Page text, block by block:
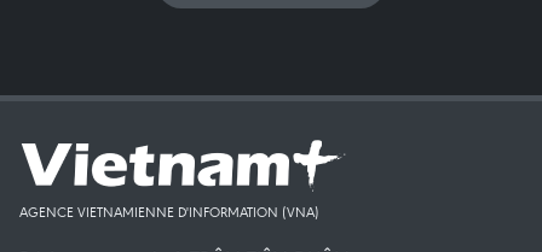
AGENCE VIETNAMIENNE D'INFORMATION (VNA)